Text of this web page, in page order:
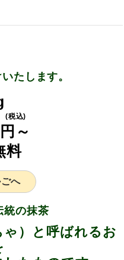
たします。
円～
(税込)
料
へ
統の抹茶
）と呼ばれるお